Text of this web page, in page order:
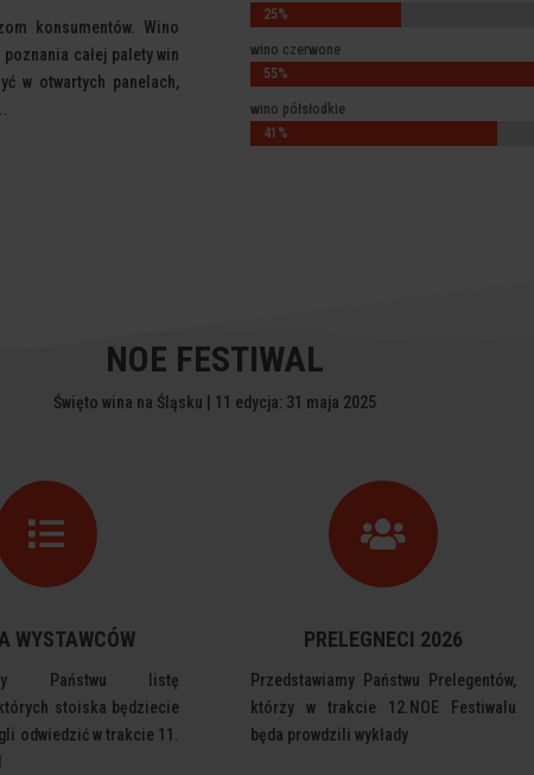
konsumentów. Wino
całej palety win
w otwartych panelach,
25%
25%
wino czerwone
55%
55%
wino półsłodkie
41%
41%
NOE FESTIWAL
Święto wina na Śląsku | 11 edycja: 31 maja 2025

WYSTAWCÓW
Państwu listę
stoiska będziecie
odwiedzić w trakcie 11.

PRELEGNECI 2026
Przedstawiamy Państwu Prelegentów,
którzy w trakcie 12.NOE Festiwalu
będa prowdzili wykłady